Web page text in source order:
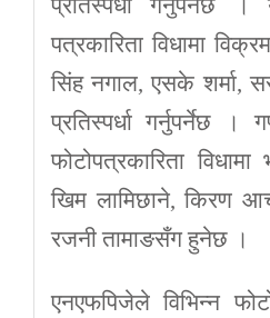
प्रतिस्पर्धा
पत्रकारिता विधामा
सिंह नगाल, एसके शर्मा,
प्रतिस्पर्धा गर्नुपर्नेछ
फोटोपत्रकारिता
खिम लामिछाने, किरण
रजनी तामाङसँग हुनेछ ।
एनएफपिजेले विभिन्न